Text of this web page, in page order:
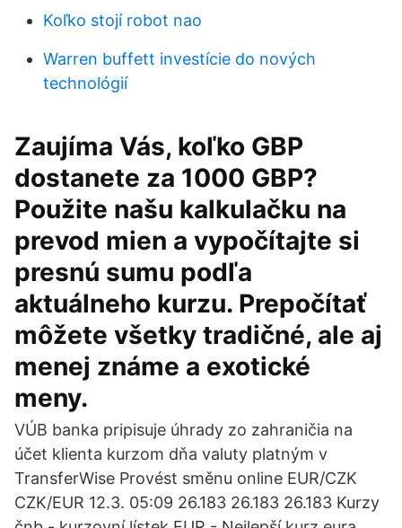
Koľko stojí robot nao
Warren buffett investície do nových
technológií
Zaujíma Vás, koľko GBP
dostanete za 1000 GBP?
Použite našu kalkulačku na
prevod mien a vypočítajte si
presnú sumu podľa
aktuálneho kurzu. Prepočítať
môžete všetky tradičné, ale aj
menej známe a exotické
meny.
VÚB banka pripisuje úhrady zo zahraničia na
účet klienta kurzom dňa valuty platným v
TransferWise Provést směnu online EUR/CZK
CZK/EUR 12.3. 05:09 26.183 26.183 26.183 Kurzy